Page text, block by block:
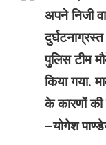
अपने निजी
पुलिस टीम
किया गया.
के कारणों की
–योगेश